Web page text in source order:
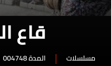
قاع
مسلسلات المدة 004748